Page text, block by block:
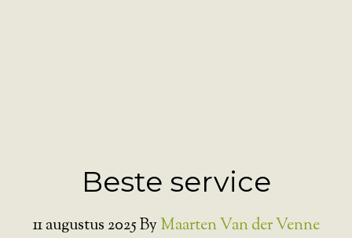
Beste service
11 augustus 2025By Maarten Van der Venne